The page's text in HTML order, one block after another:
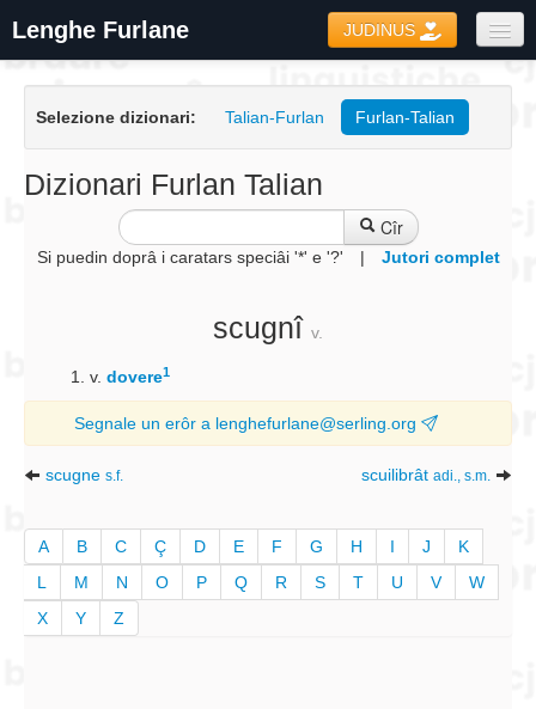
Lenghe Furlane JUDINUS
Formari
Coretôr Ortografic
Informazions
Selezione dizionari: Talian-Furlan Furlan-Talian
Dizionari Furlan Talian
Cîr
Si puedin doprâ i caratars speciâi '*' e '?' | Jutori complet
scugnî v.
v. dovere1
Segnale un erôr a lenghefurlane@serling.org
scugne s.f. scuilibrât adi., s.m.
A B C Ç D E F G H I J
K
L
M N O P Q R S T U V
W
X
Y Z